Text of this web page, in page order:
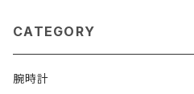
CATEGORY
腕時計